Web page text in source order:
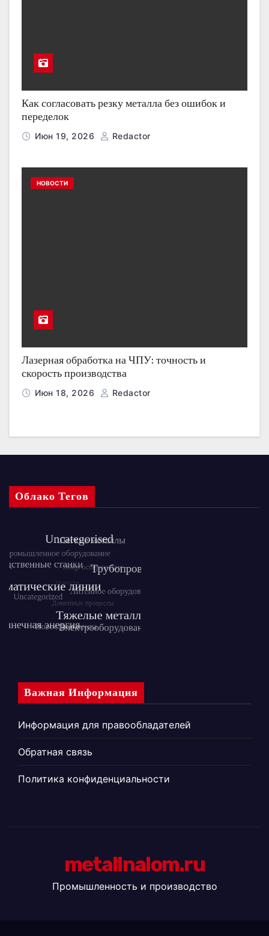
Как согласовать резку металла без ошибок и
переделок
Июн 19, 2026 Redactor
НОВОСТИ
Лазерная обработка на ЧПУ: точность и
скорость производства
Июн 18, 2026 Redactor
Облако Тегов
Важная Информация
Информация для правообладателей
Обратная связь
Политика конфиденциальности
metallnalom.ru
Промышленность и производство